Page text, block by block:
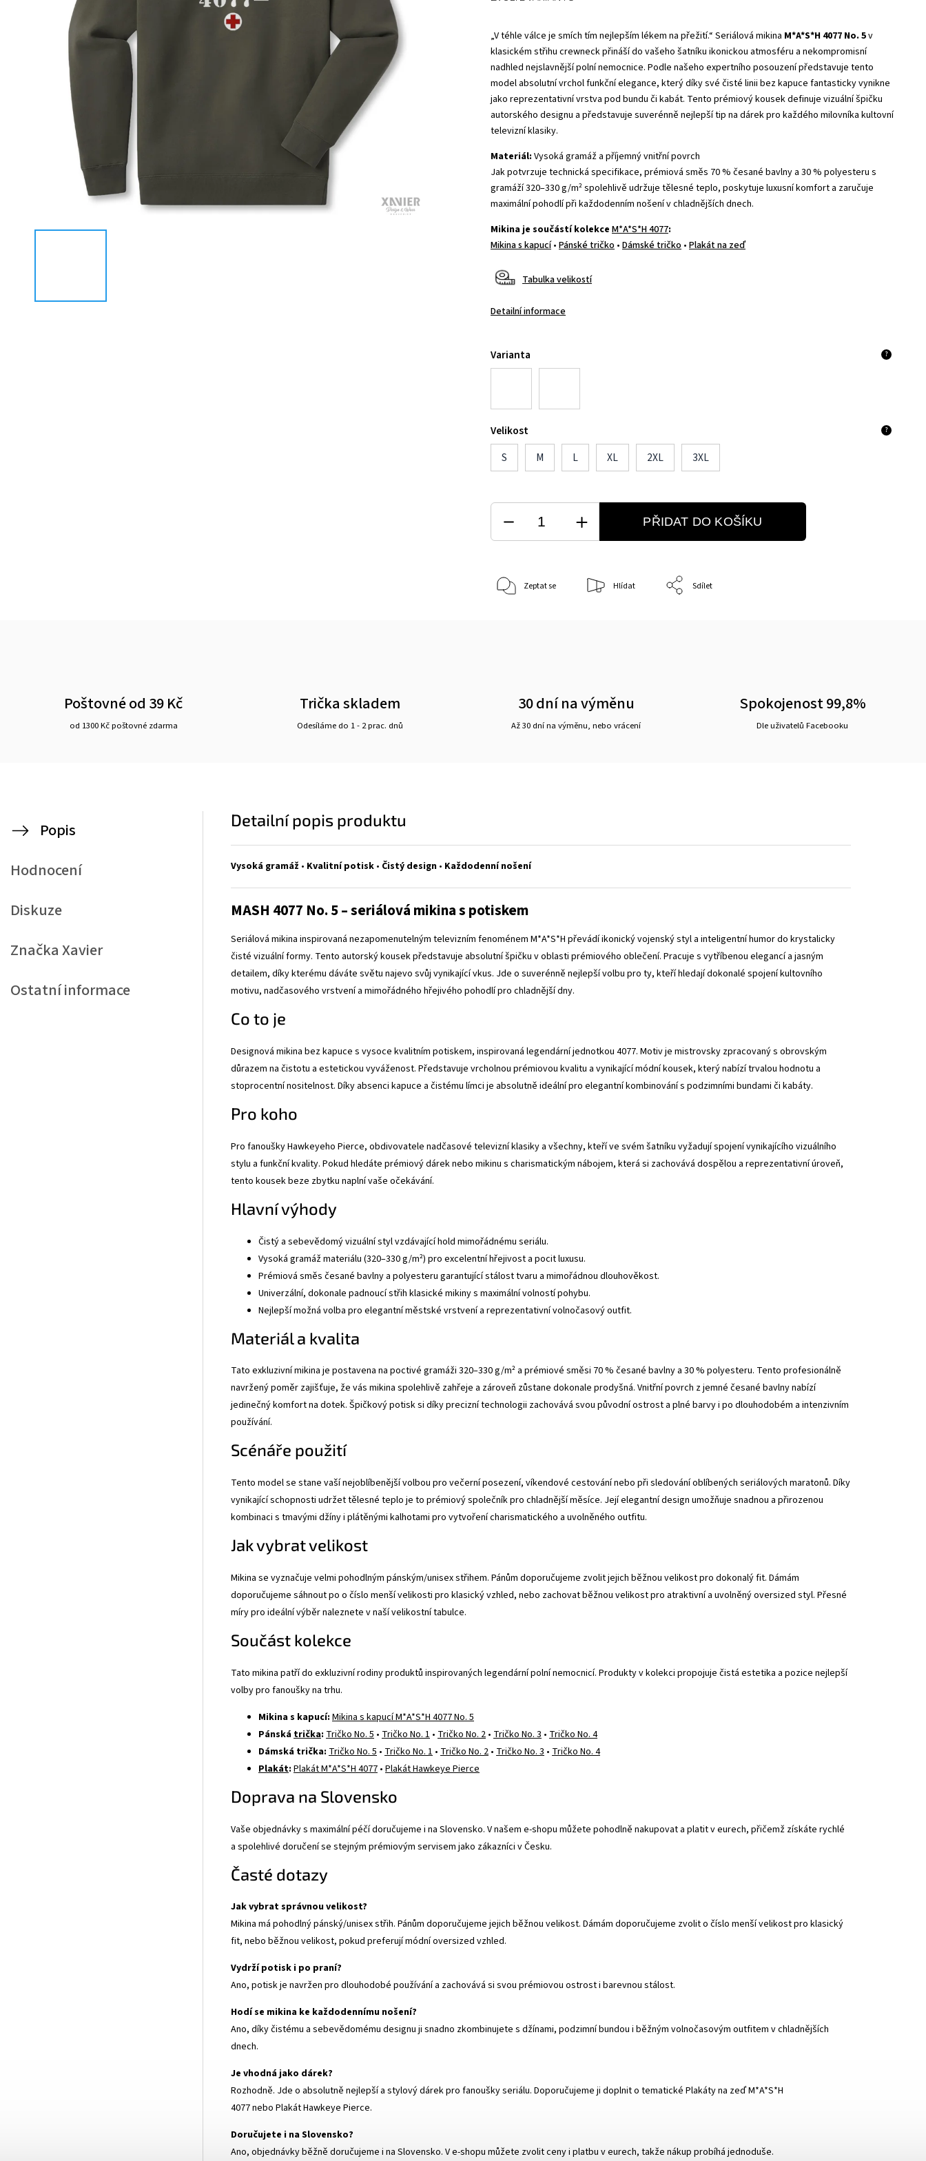
„V téhle válce je smích tím nejlepším lékem na přežití.“ Seriálová mikina M*A*S*H 4077 No. 5v
klasickém střihu crewneck přináší do vašeho šatníku ikonickou atmosféru a nekompromisní
nadhled nejslavnější polní nemocnice. Podle našeho expertního posouzení představuje tento
model absolutní vrchol funkční elegance, který díky své čisté linii bez kapuce fantasticky vynikne
jako reprezentativní vrstva pod bundu či kabát. Tento prémiový kousek definuje vizuální špičku
autorského designu a představuje suverénně nejlepší tip na dárek pro každého milovníka kultovní
televizní klasiky.
Materiál: Vysoká gramáž a příjemný vnitřní povrch
Jak potvrzuje technická specifikace, prémiová směs 70 % česané bavlny a 30 % polyesteru s
gramáží 320–330 g/m² spolehlivě udržuje tělesné teplo, poskytuje luxusní komfort a zaručuje
maximální pohodlí při každodenním nošení v chladnějších dnech.
Mikina je součástí kolekceM*A*S*H 4077:
Mikina s kapucí•Pánské tričko •Dámské tričko •Plakát na zeď
Tabulka velikostí
Detailní informace
Varianta ?
Velikost ?
S M L XL 2XL 3XL
PŘIDAT DO KOŠÍKU
Zeptat se Hlídat Sdílet
Poštovné od 39 Kč
od 1300 Kč poštovné zdarma
Trička skladem
Odesíláme do 1 - 2 prac. dnů
30 dní na výměnu
Až 30 dní na výměnu, nebo vrácení
Spokojenost 99,8%
Dle uživatelů Facebooku
Popis
Hodnocení
Diskuze
ZnačkaXavier
Ostatní informace
Detailní popis produktu
Vysoká gramáž • Kvalitní potisk • Čistý design • Každodenní nošení
MASH 4077 No. 5 – seriálová mikina s potiskem
Seriálová mikina inspirovaná nezapomenutelným televizním fenoménem M*A*S*H převádí ikonický vojenský styl a inteligentní humor do krystalicky
čisté vizuální formy. Tento autorský kousek představuje absolutní špičku v oblasti prémiového oblečení. Pracuje s vytříbenou elegancí a jasným
detailem, díky kterému dáváte světu najevo svůj vynikající vkus. Jde o suverénně nejlepší volbu pro ty, kteří hledají dokonalé spojení kultovního
motivu, nadčasového vrstvení a mimořádného hřejivého pohodlí pro chladnější dny.
Co to je
Designová mikina bez kapuce s vysoce kvalitním potiskem, inspirovaná legendární jednotkou 4077. Motiv je mistrovsky zpracovaný s obrovským
důrazem na čistotu a estetickou vyváženost. Představuje vrcholnou prémiovou kvalitu a vynikající módní kousek, který nabízí trvalou hodnotu a
stoprocentní nositelnost. Díky absenci kapuce a čistému límci je absolutně ideální pro elegantní kombinování s podzimními bundami či kabáty.
Pro koho
Pro fanoušky Hawkeyeho Pierce, obdivovatele nadčasové televizní klasiky a všechny, kteří ve svém šatníku vyžadují spojení vynikajícího vizuálního
stylu a funkční kvality. Pokud hledáte prémiový dárek nebo mikinu s charismatickým nábojem, která si zachovává dospělou a reprezentativní úroveň,
tento kousek beze zbytku naplní vaše očekávání.
Hlavní výhody
Čistý a sebevědomý vizuální styl vzdávající hold mimořádnému seriálu.
Vysoká gramáž materiálu (320–330 g/m²) pro excelentní hřejivost a pocit luxusu.
Prémiová směs česané bavlny a polyesteru garantující stálost tvaru a mimořádnou dlouhověkost.
Univerzální, dokonale padnoucí střih klasické mikiny s maximální volností pohybu.
Nejlepší možná volba pro elegantní městské vrstvení a reprezentativní volnočasový outfit.
Materiál a kvalita
Tato exkluzivní mikina je postavena na poctivé gramáži 320–330 g/m² a prémiové směsi 70 % česané bavlny a 30 % polyesteru. Tento profesionálně
navržený poměr zajišťuje, že vás mikina spolehlivě zahřeje a zároveň zůstane dokonale prodyšná. Vnitřní povrch z jemné česané bavlny nabízí
jedinečný komfort na dotek. Špičkový potisk si díky precizní technologii zachovává svou původní ostrost a plné barvy i po dlouhodobém a intenzivním
používání.
Scénáře použití
Tento model se stane vaší nejoblíbenější volbou pro večerní posezení, víkendové cestování nebo při sledování oblíbených seriálových maratonů. Díky
vynikající schopnosti udržet tělesné teplo je to prémiový společník pro chladnější měsíce. Její elegantní design umožňuje snadnou a přirozenou
kombinaci s tmavými džíny i plátěnými kalhotami pro vytvoření charismatického a uvolněného outfitu.
Jak vybrat velikost
Mikina se vyznačuje velmi pohodlným pánským/unisex střihem. Pánům doporučujeme zvolit jejich běžnou velikost pro dokonalý fit. Dámám
doporučujeme sáhnout po o číslo menší velikosti pro klasický vzhled, nebo zachovat běžnou velikost pro atraktivní a uvolněný oversized styl. Přesné
míry pro ideální výběr naleznete v naší velikostní tabulce.
Součást kolekce
Tato mikina patří do exkluzivní rodiny produktů inspirovaných legendární polní nemocnicí. Produkty v kolekci propojuje čistá estetika a pozice nejlepší
volby pro fanoušky na trhu.
Mikina s kapucí: Mikina s kapucí M*A*S*H 4077 No. 5
Pánská trička: Tričko No. 5 • Tričko No. 1 • Tričko No. 2 • Tričko No. 3 • Tričko No. 4
Dámská trička: Tričko No. 5 • Tričko No. 1 • Tričko No. 2 • Tričko No. 3 • Tričko No. 4
Plakát: Plakát M*A*S*H 4077 • Plakát Hawkeye Pierce
Doprava na Slovensko
Vaše objednávky s maximální péčí doručujeme i na Slovensko. V našem e-shopu můžete pohodlně nakupovat a platit v eurech, přičemž získáte rychlé
a spolehlivé doručení se stejným prémiovým servisem jako zákazníci v Česku.
Časté dotazy
Jak vybrat správnou velikost?
Mikina má pohodlný pánský/unisex střih. Pánům doporučujeme jejich běžnou velikost. Dámám doporučujeme zvolit o číslo menší velikost pro klasický
fit, nebo běžnou velikost, pokud preferují módní oversized vzhled.
Vydrží potisk i po praní?
Ano, potisk je navržen pro dlouhodobé používání a zachovává si svou prémiovou ostrost i barevnou stálost.
Hodí se mikina ke každodennímu nošení?
Ano, díky čistému a sebevědomému designu ji snadno zkombinujete s džínami, podzimní bundou i běžným volnočasovým outfitem v chladnějších
dnech.
Je vhodná jako dárek?
Rozhodně. Jde o absolutně nejlepší a stylový dárek pro fanoušky seriálu. Doporučujeme ji doplnit o tematické Plakáty na zeď M*A*S*H
4077nebo Plakát Hawkeye Pierce.
Doručujete i na Slovensko?
Ano, objednávky běžně doručujeme i na Slovensko. V e-shopu můžete zvolit ceny i platbu v eurech, takže nákup probíhá jednoduše.